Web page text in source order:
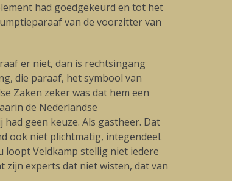
had goedgekeurd en tot het
van de voorzitter van
er niet, dan is rechtsingang
die paraaf, het symbool van
Zaken zeker was dat hem een
de Nederlandse
geen keuze. Als gastheer. Dat
ook niet plichtmatig, integendeel.
loopt Veldkamp stellig niet iedere
zijn experts dat niet wisten, dat van